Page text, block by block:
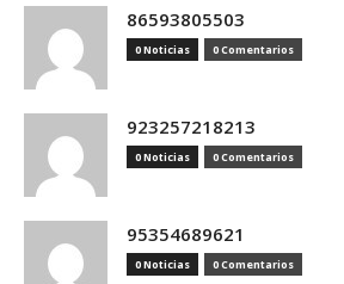
86593805503
0 Noticias 0 Comentarios
923257218213
0 Noticias 0 Comentarios
95354689621
0 Noticias 0 Comentarios